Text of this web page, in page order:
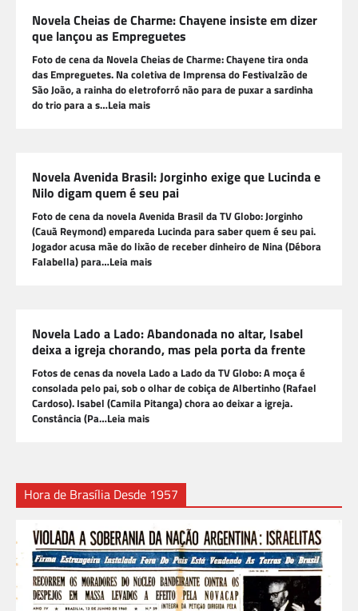
Novela Cheias de Charme: Chayene insiste em dizer
que lançou as Empreguetes
Foto de cena da Novela Cheias de Charme: Chayene tira onda
das Empreguetes. Na coletiva de Imprensa do Festivalzão de
São João, a rainha do eletroforró não para de puxar a sardinha
do trio para a s…Leia mais
Novela Avenida Brasil: Jorginho exige que Lucinda e
Nilo digam quem é seu pai
Foto de cena da novela Avenida Brasil da TV Globo: Jorginho
(Cauã Reymond) empareda Lucinda para saber quem é seu pai.
Jogador acusa mãe do lixão de receber dinheiro de Nina (Débora
Falabella) para…Leia mais
Novela Lado a Lado: Abandonada no altar, Isabel
deixa a igreja chorando, mas pela porta da frente
Fotos de cenas da novela Lado a Lado da TV Globo: A moça é
consolada pelo pai, sob o olhar de cobiça de Albertinho (Rafael
Cardoso). Isabel (Camila Pitanga) chora ao deixar a igreja.
Constância (Pa…Leia mais
Hora de Brasília Desde 1957